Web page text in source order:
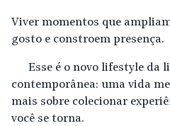
Viver momentos que
gosto e constroem presença.
Esse é o novo lifestyle da
contemporânea: uma vida
mais sobre colecionar
você se torna.